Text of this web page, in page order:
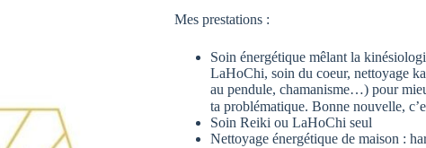
Mes prestations :
Soin énergétique mêlant la
LaHoChi, soin du coeur, nettoyage
au pendule, chamanisme…) pour
ta problématique. Bonne nouvelle,
Soin Reiki ou LaHoChi seul
Nettoyage énergétique de maison :